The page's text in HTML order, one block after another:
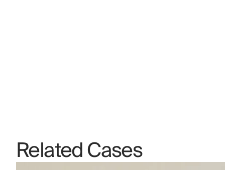
Related Cases